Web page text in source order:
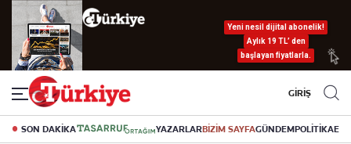
Yeni nesil dijital abonelik!
Aylık 19 TL’ den
başlayan fiyatlarla.
GİRİŞ
SON DAKİKA YAZARLARBİZİM SAYFAGÜNDEMPOLİTİKA